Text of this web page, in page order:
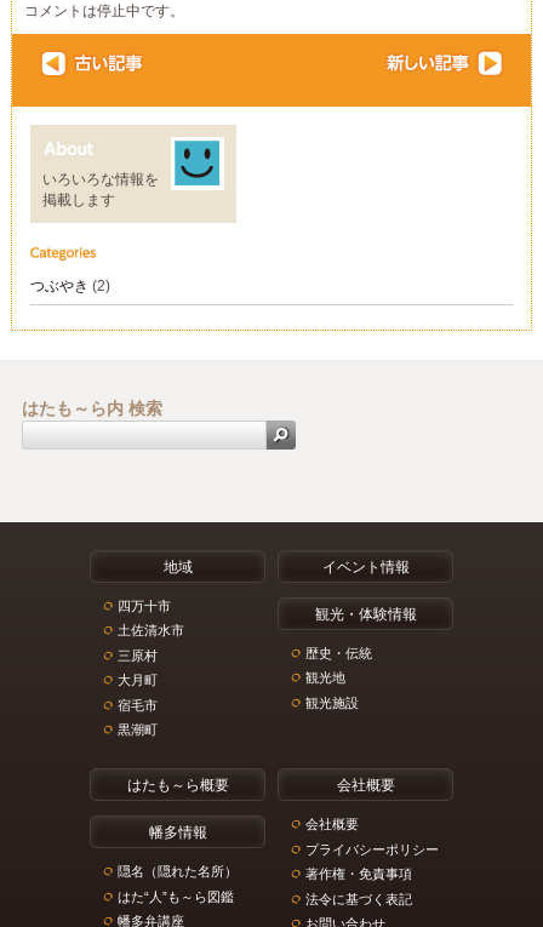
コメントは停止中です。
いろいろな情報を
掲載します
つぶやき (2)
はたも～ら内 検索
地域
四万十市
土佐清水市
三原村
大月町
宿毛市
黒潮町
イベント情報
観光・体験情報
歴史・伝統
観光地
観光施設
はたも～ら概要
幡多情報
隠名（隠れた名所）
はた“人”も～ら図鑑
幡多弁講座
会社概要
会社概要
プライバシーポリシー
著作権・免責事項
法令に基づく表記
お問い合わせ